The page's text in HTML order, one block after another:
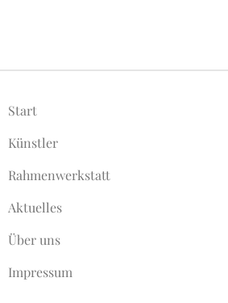
Start
Künstler
Rahmenwerkstatt
Aktuelles
Über uns
Impressum